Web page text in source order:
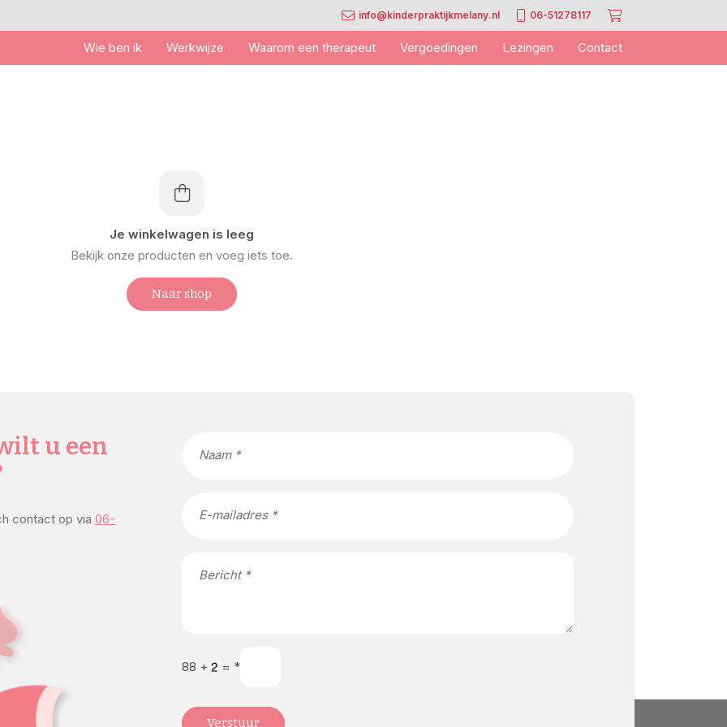
info@kinderpraktijkmelany.nl 06-51278117
Wie ben ik Werkwijze Waarom een therapeut Vergoedingen Lezingen Contact
Je winkelwagen is leeg
Bekijk onze producten en voeg iets toe.
Naar shop
u een
contact op via 06-
Naam *
E-mailadres *
Bericht *
88 + = *
Verstuur